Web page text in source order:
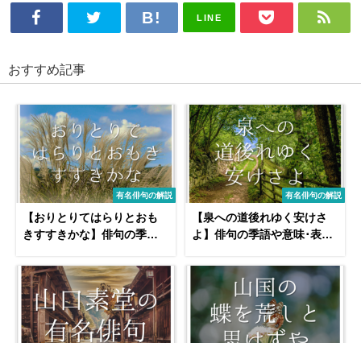
LINE
おすすめ記事
有名俳句の解説
【おりとりてはらりとおも
きすすきかな】俳句の季語
者など徹底解説!!
有名俳句の解説
【泉への道後れゆく安けさ
よ】俳句の季語や意味･表現
説!!